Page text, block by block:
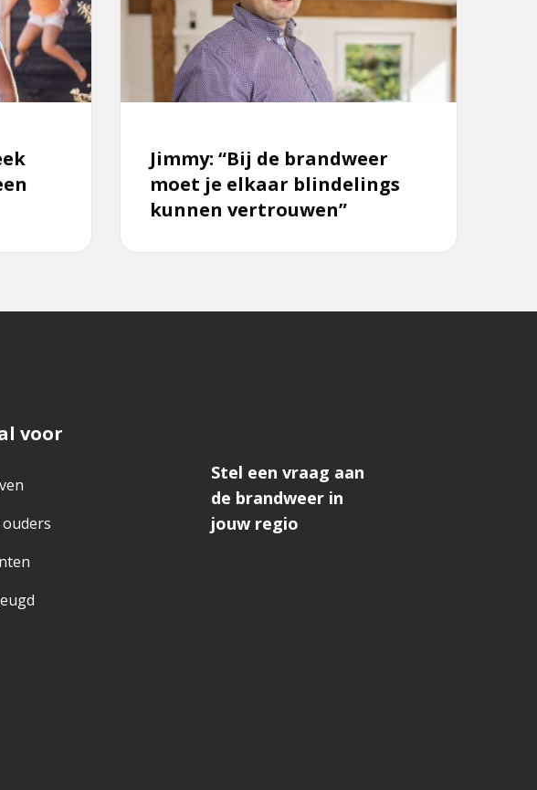
Jimmy: “Bij de brandweer
moet je elkaar blindelings
kunnen vertrouwen”
“Bij
brandweer
je
blindelings
kunnen
vertrouwen”
voor
ouders
Stel een vraag aan
de brandweer in
jouw regio